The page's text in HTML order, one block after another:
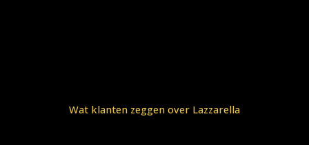
Wat klanten zeggen over Lazzarella